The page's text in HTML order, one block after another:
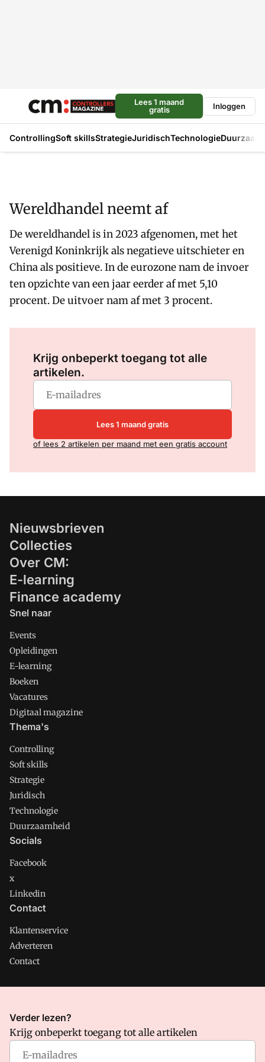
Lees 1 maand
gratis
Inloggen
ControllingSoft skillsStrategieJuridischTechnologie
Wereldhandel neemt af
De wereldhandel is in 2023 afgenomen, met het
Verenigd Koninkrijk als negatieve uitschieter en
China als positieve. In de eurozone nam de invoer
ten opzichte van een jaar eerder af met 5,10
procent. De uitvoer nam af met 3 procent.
Krijg onbeperkt toegang tot alle
artikelen.
Lees 1 maand gratis
of lees 2 artikelen per maand met een gratis account
Nieuwsbrieven
Collecties
Over CM:
E-learning
Finance academy
Snel naar
Events
Opleidingen
E-learning
Boeken
Vacatures
Digitaal magazine
Thema's
Controlling
Soft skills
Strategie
Juridisch
Technologie
Duurzaamheid
Socials
Facebook
x
Linkedin
Contact
Klantenservice
Adverteren
Contact
CMweb is onderdeel van VMN media. Lees in
waar VMN media voor staat. Op gebruik van deze site zijn de
volgende regelingen van toepassing:Algemene Voorwaarden
Privacy en Cookie beleid
Verder lezen?
Krijg onbeperkt toegang tot alle artikelen